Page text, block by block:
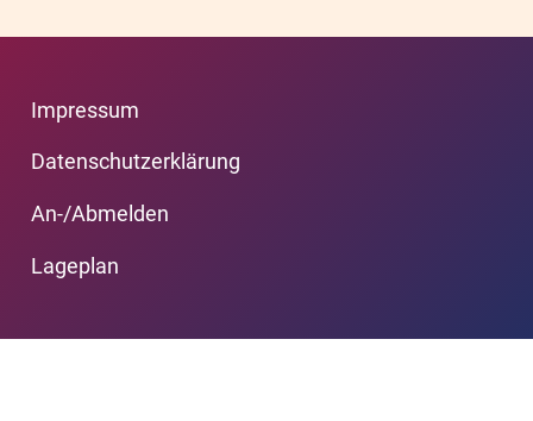
Impressum
Datenschutzerklärung
An-/Abmelden
Lageplan